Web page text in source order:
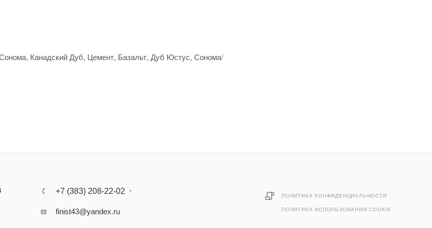
Канадский Дуб, Цемент, Базальт, Дуб Юстус, Сонома/
+7 (383) 208-22-02
finist43@yandex.ru
ПОЛИТИКА КОНФИДЕНЦИАЛЬНОСТИ
ПОЛИТИКА ИСПОЛЬЗОВАНИЯ COOKIE